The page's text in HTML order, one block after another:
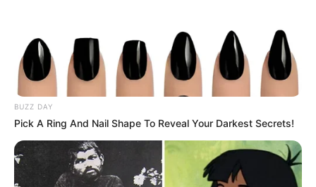
BUZZ DAY
Pick A Ring And Nail Shape To Reveal Your Darkest Secrets!